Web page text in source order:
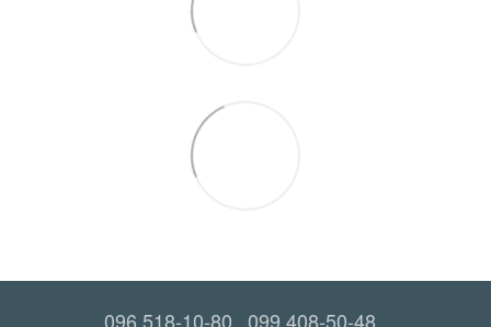
096 518-10-80 099 408-50-48